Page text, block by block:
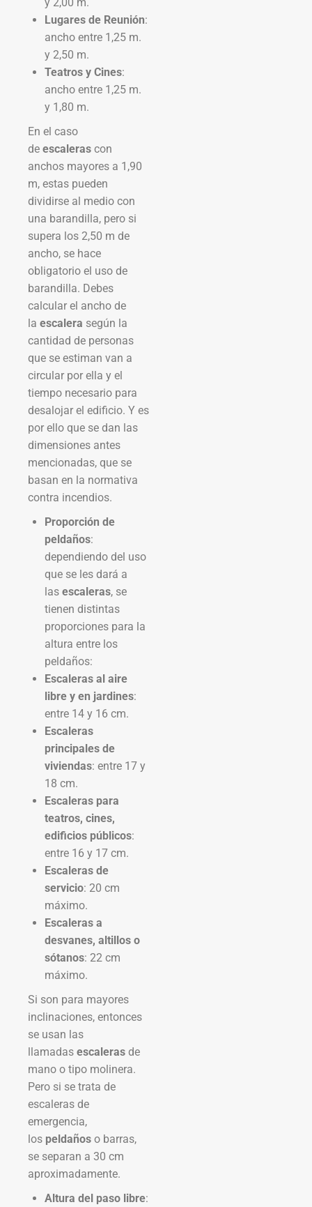
Lugares de Reunión:
ancho entre 1,25 m.
y 2,50 m.
Teatros y Cines:
ancho entre 1,25 m.
y 1,80 m.
En el caso
de escaleras con
anchos mayores a 1,90
m, estas pueden
dividirse al medio con
una barandilla, pero si
supera los 2,50 m de
ancho, se hace
obligatorio el uso de
barandilla. Debes
calcular el ancho de
la escalera según la
cantidad de personas
que se estiman van a
circular por ella y el
tiempo necesario para
desalojar el edificio. Y es
por ello que se dan las
dimensiones antes
mencionadas, que se
basan en la normativa
contra incendios.
Proporción de
peldaños:
dependiendo del uso
que se les dará a
las escaleras, se
tienen distintas
proporciones para la
altura entre los
peldaños:
Escaleras al aire
libre y en jardines:
entre 14 y 16 cm.
Escaleras
principales de
viviendas: entre 17 y
18 cm.
Escaleras para
teatros, cines,
edificios públicos:
entre 16 y 17 cm.
Escaleras de
servicio: 20 cm
máximo.
Escaleras a
desvanes, altillos o
sótanos: 22 cm
máximo.
Si son para mayores
inclinaciones, entonces
se usan las
llamadas escaleras de
mano o tipo molinera.
Pero si se trata de
escaleras de
emergencia,
los peldaños o barras,
se separan a 30 cm
aproximadamente.
Altura del paso libre: